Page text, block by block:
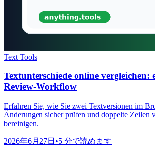
Text Tools
Textunterschiede online vergleichen:
Review-Workflow
Erfahren Sie, wie Sie zwei Textversionen im
Änderungen sicher prüfen und doppelte Zeilen
bereinigen.
2026年6月27日 •5 分で読めます